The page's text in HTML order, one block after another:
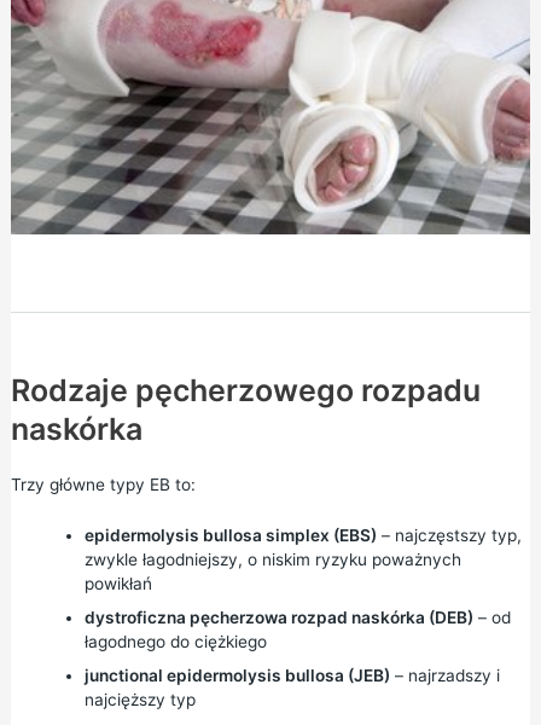
Rodzaje pęcherzowego rozpadu
naskórka
Trzy główne typy EB to:
epidermolysis bullosa simplex (EBS) – najczęstszy typ,
zwykle łagodniejszy, o niskim ryzyku poważnych
powikłań
dystroficzna pęcherzowa rozpad naskórka (DEB) – od
łagodnego do ciężkiego
junctional epidermolysis bullosa (JEB) – najrzadszy i
najcięższy typ